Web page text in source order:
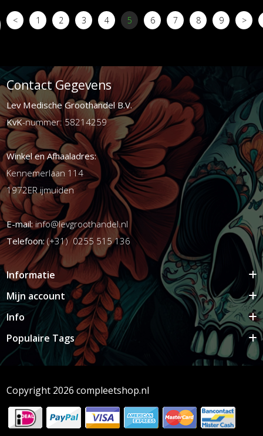
< 1 2 3 4 5 6 7 8 9 >
Contact Gegevens
Lev Medische Groothandel B.V.
KvK-nummer: 58214259
Winkel en Afhaaladres:
Kennemerlaan 114
1972ER ijmuiden
E-mail:info@levgroothandel.nl
Telefoon:(+31) 0255 515 136
Informatie
Mijn account
Info
Populaire Tags
Copyright 2026 compleetshop.nl